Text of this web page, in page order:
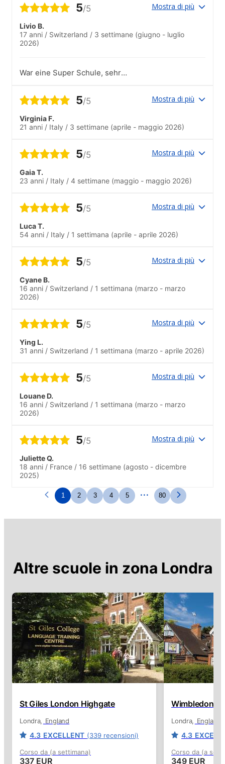
amicizia.
5/5 Mostra di più
Livio B.
17 anni / Switzerland / 3 settimane (giugno - luglio
2026)
War eine Super Schule, sehr
5/5 Mostra di più
Virginia F.
21 anni / Italy / 3 settimane (aprile - maggio 2026)
5/5 Mostra di più
Gaia T.
23 anni / Italy / 4 settimane (maggio - maggio 2026)
5/5 Mostra di più
Luca T.
54 anni / Italy / 1 settimana (aprile - aprile 2026)
5/5 Mostra di più
Cyane B.
16 anni / Switzerland / 1 settimana (marzo - marzo
2026)
5/5 Mostra di più
Ying L.
31 anni / Switzerland / 1 settimana (marzo - aprile 2026)
5/5 Mostra di più
Louane D.
16 anni / Switzerland / 1 settimana (marzo - marzo
2026)
5/5 Mostra di più
Juliette Q.
18 anni / France / 16 settimane (agosto - dicembre
2025)
1 2 3 4 5 ... 80
Altre scuole in zona Londra
St Giles London Highgate
Londra England
4.3 EXCELLENT (339 recensioni)
Corso da (a settimana)
337 EUR
Wimbledon
Londra England
4.3
Corso da (a
349 EUR